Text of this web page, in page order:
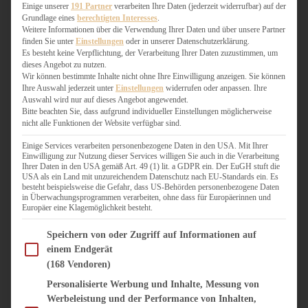
WEIHNACHTSBÄCKEREI
HERZHAFT
BURGER & SANDWICHES
FIX AUF DEM TISCH
FLEISCH & FISCH
GRILLEN / BARBECUE
HERZHAFTES BACKEN
ONE-POT-GERICHTE
PASTA & NUDELGERICHTE
PIZZA, TARTES & QUICHES
REIS & RISOTTO
SALATE & SNACKS
SUPPENKASPEREIEN
VORSPEISEN
Einige unserer 191 Partner verarbeiten Ihre Daten (jederzeit widerrufbar) auf der
Grundlage eines berechtigten Interesses
Weitere Informationen über die Verwendung Ihrer Daten und über unsere Partner
finden Sie unter Einstellungen oder in unserer Datenschutzerklärung.
Es besteht keine Verpflichtung, der Verarbeitung Ihrer Daten zuzustimmen, um
dieses Angebot zu nutzen.
Wir können bestimmte Inhalte nicht ohne Ihre Einwilligung anzeigen. Sie können
Ihre Auswahl jederzeit unter Einstellungen widerrufen oder anpassen. Ihre
Auswahl wird nur auf dieses Angebot angewendet.
Bitte beachten Sie, dass aufgrund individueller Einstellungen möglicherweise
nicht alle Funktionen der Website verfügbar sind.
Einige Services verarbeiten personenbezogene Daten in den USA. Mit Ihrer
Einwilligung zur Nutzung dieser Services willigen Sie auch in die Verarbeitung
Ihrer Daten in den USA gemäß Art. 49 (1) lit. a GDPR ein. Der EuGH stuft die
USA als ein Land mit unzureichendem Datenschutz nach EU-Standards ein. Es
besteht beispielsweise die Gefahr, dass US-Behörden personenbezogene Daten
in Überwachungsprogrammen verarbeiten, ohne dass für Europäerinnen und
Europäer eine Klagemöglichkeit besteht.
Im Folgenden finden Sie eine Liste der Zwecke des IAB Transparency and Consent
Speichern von oder Zugriff auf Informationen auf
einem Endgerät
(168 Vendoren)
Personalisierte Werbung und Inhalte, Messung von
Werbeleistung und der Performance von Inhalten,